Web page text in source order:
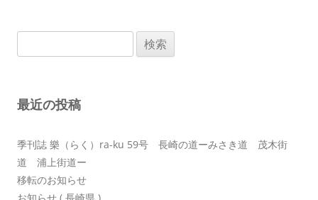
ン
索:
最近の投稿
季刊誌 樂（らく）ra-ku 59号 長崎の道ーみさき道 茂木街
道 浦上街道ー
移転のお知らせ